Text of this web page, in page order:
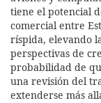
tiene el potencial
comercial entre
ríspida, elevando
perspectivas de
probabilidad de
una revisión del
extenderse más